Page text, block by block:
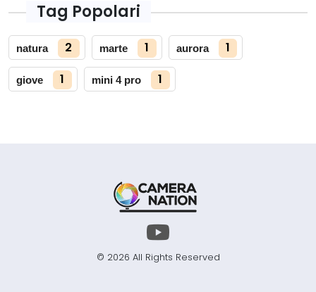
Tag Popolari
natura 2 marte 1 aurora 1
giove 1 mini 4 pro 1
© 2026 All Rights Reserved